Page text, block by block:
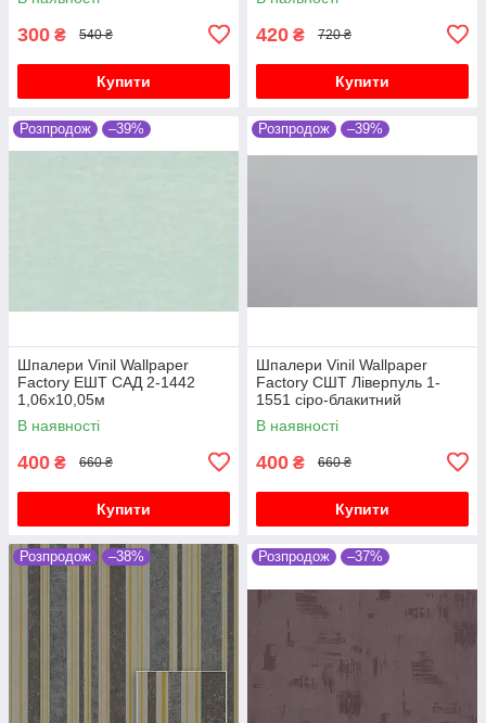
300 ₴ 540 ₴
Купити
420 ₴ 720 ₴
Купити
Розпродож –39%
Шпалери Vinil Wallpaper
Factory ЕШТ САД 2-1442
1,06х10,05м
В наявності
400 ₴ 660 ₴
Купити
Розпродож –39%
Шпалери Vinil Wallpaper
Factory СШТ Ліверпуль 1-
1551 сіро-блакитний
1,06х10,05м
В наявності
400 ₴ 660 ₴
Купити
Розпродож –38% Розпродож –37%